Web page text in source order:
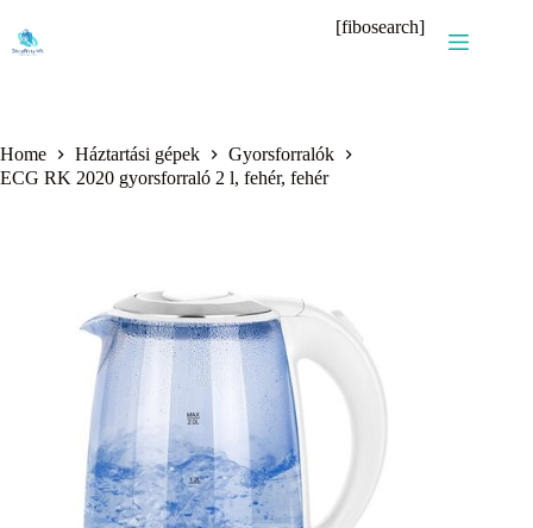
content
[fibosearch]
Home Háztartási gépek
Gyorsforralók
ECG RK 2020 gyorsforraló 2 l, fehér, fehér